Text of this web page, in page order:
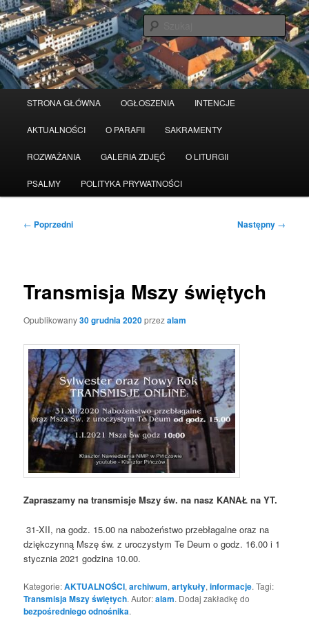
Przeskocz
do
tekstu
STRONA GŁÓWNA OGŁOSZENIA INTENCJE
AKTUALNOŚCI O PARAFII SAKRAMENTY
ROZWAŻANIA GALERIA ZDJĘĆ O LITURGII
PSALMY POLITYKA PRYWATNOŚCI
Nawigacja
← Poprzedni Następny →
Transmisja Mszy świętych
Opublikowany30 grudnia 2020przezalam
Zapraszamy na transmisje Mszy św. na nasz KANAŁ na YT.
31-XII, na godz. 15.00 na nabożeństwo przebłagalne oraz na
dziękczynną Mszę św. z uroczystym Te Deum o godz. 16.00 i 1
stycznia 2021 godzina 10.00.
Kategorie:AKTUALNOŚCI,archiwum,artykuły,informacje. Tagi:
Transmisja Mszy świętych. Autor:alam. Dodaj zakładkę do
bezpośredniego odnośnika.
Serwis wykorzystuje pliki Cookies Czytaj więcej odrzuć